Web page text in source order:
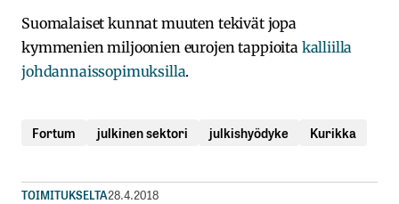
Suomalaiset kunnat muuten tekivät jopa
kymmenien miljoonien eurojen tappioita kalliilla
johdannaissopimuksilla.
Fortum julkinen sektori julkishyödyke Kurikka
TOIMITUKSELTA28.4.2018